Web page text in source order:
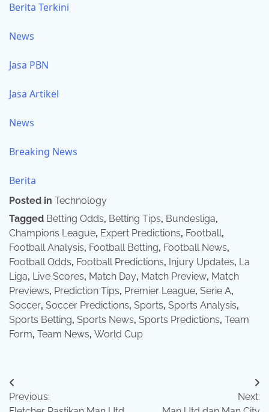
Berita Terkini
News
Jasa PBN
Jasa Artikel
News
Breaking News
Berita
Posted in Technology
Tagged Betting Odds, Betting Tips, Bundesliga,
Champions League, Expert Predictions, Football,
Football Analysis, Football Betting, Football News,
Football Odds, Football Predictions, Injury Updates, La
Liga, Live Scores, Match Day, Match Preview, Match
Previews, Prediction Tips, Premier League, Serie A,
Soccer, Soccer Predictions, Sports, Sports Analysis,
Sports Betting, Sports News, Sports Predictions, Team
Form, Team News, World Cup
Post
navigation
Previous:
Next: